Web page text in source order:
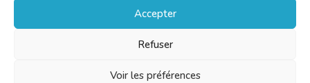
Accepter
Refuser
Voir les préférences